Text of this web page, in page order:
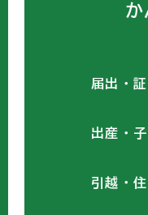
か
届出・
出産・
引越・